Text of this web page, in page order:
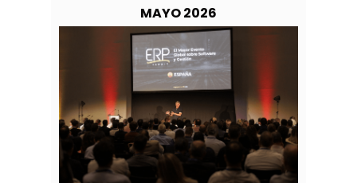
MAYO 2026